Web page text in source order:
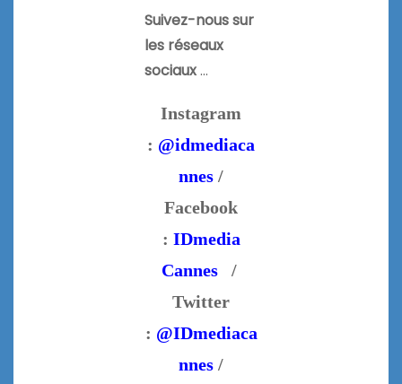
Suivez-nous sur
les réseaux
sociaux…
Instagram
: @idmediaca
nnes /
Facebook
: IDmedia
Cannes/
Twitter
: @IDmediaca
nnes /